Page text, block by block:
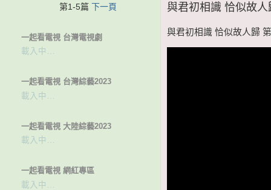
與君初相識 恰似故
與君初相識 恰似故人歸
第1-5篇 下一頁
一起看電視 台灣電視劇
載入中…
一起看電視 台灣綜藝2023
載入中…
一起看電視 大陸綜藝2023
載入中…
一起看電視 網紅專區
載入中…